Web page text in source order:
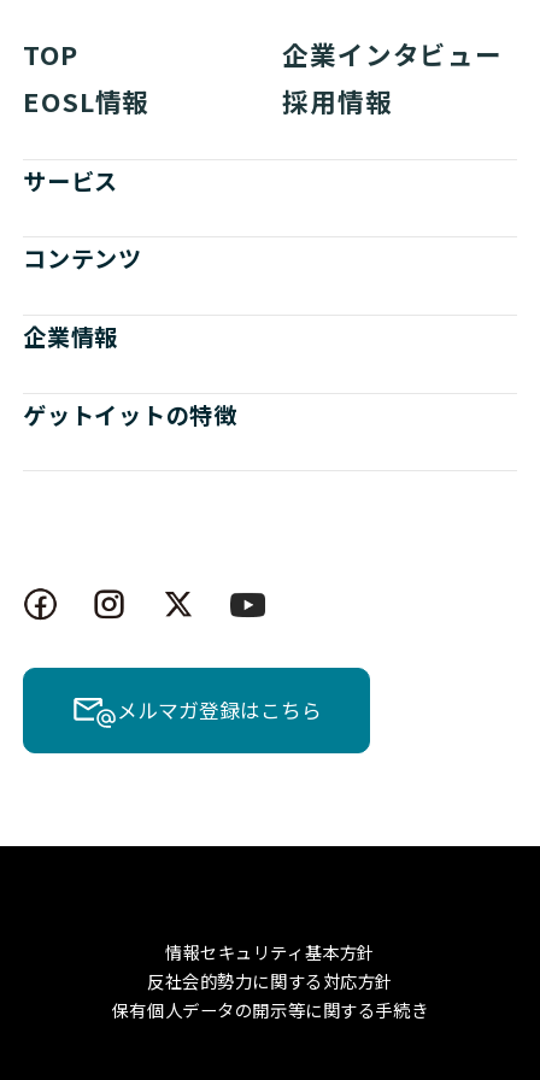
TOP
企業インタビュー
EOSL情報
採用情報
サービス
コンテンツ
企業情報
ゲットイットの特徴
メルマガ登録はこちら
情報セキュリティ基本方針
反社会的勢力に関する対応方針
保有個人データの開示等に関する手続き